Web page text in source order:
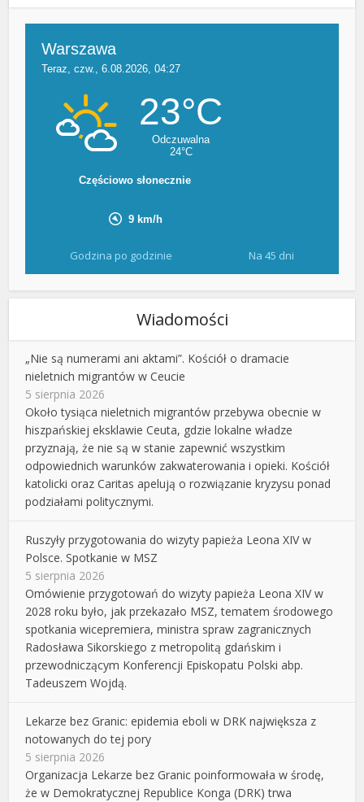
Godzina po godzinie Na 45 dni
Wiadomości
„Nie są numerami ani aktami”. Kościół o dramacie
nieletnich migrantów w Ceucie
5 sierpnia 2026
Około tysiąca nieletnich migrantów przebywa obecnie w
hiszpańskiej eksklawie Ceuta, gdzie lokalne władze
przyznają, że nie są w stanie zapewnić wszystkim
odpowiednich warunków zakwaterowania i opieki. Kościół
katolicki oraz Caritas apelują o rozwiązanie kryzysu ponad
podziałami politycznymi.
Ruszyły przygotowania do wizyty papieża Leona XIV w
Polsce. Spotkanie w MSZ
5 sierpnia 2026
Omówienie przygotowań do wizyty papieża Leona XIV w
2028 roku było, jak przekazało MSZ, tematem środowego
spotkania wicepremiera, ministra spraw zagranicznych
Radosława Sikorskiego z metropolitą gdańskim i
przewodniczącym Konferencji Episkopatu Polski abp.
Tadeuszem Wojdą.
Lekarze bez Granic: epidemia eboli w DRK największa z
notowanych do tej pory
5 sierpnia 2026
Organizacja Lekarze bez Granic poinformowała w środę,
że w Demokratycznej Republice Konga (DRK) trwa